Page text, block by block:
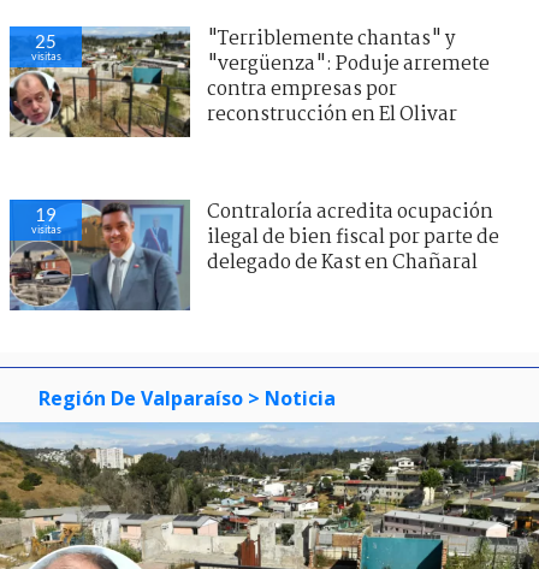
25
visitas
"Terriblemente chantas" y
"vergüenza": Poduje arremete
contra empresas por
reconstrucción en El Olivar
19
visitas
Contraloría acredita ocupación
ilegal de bien fiscal por parte de
delegado de Kast en Chañaral
Región De Valparaíso > Noticia